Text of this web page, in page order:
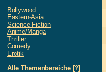
Bollywood
Eastern-Asia
Science Fiction
Anime/Manga
Thriller
Comedy
Erotik
Alle Themenbereiche [?]